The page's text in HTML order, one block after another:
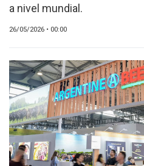
MARKETPLACE
REVISTAS
CATÁLOGO DE CORTES
DE CARNE VACUNA
EVENTOS Y
CAPACITACIONES
DIRECTORIO
CALENDARIO
a nivel mundial.
26/05/2026 • 00:00